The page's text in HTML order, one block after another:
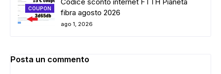
COUPON
fibra agosto 2026
ago 1, 2026
Posta un commento